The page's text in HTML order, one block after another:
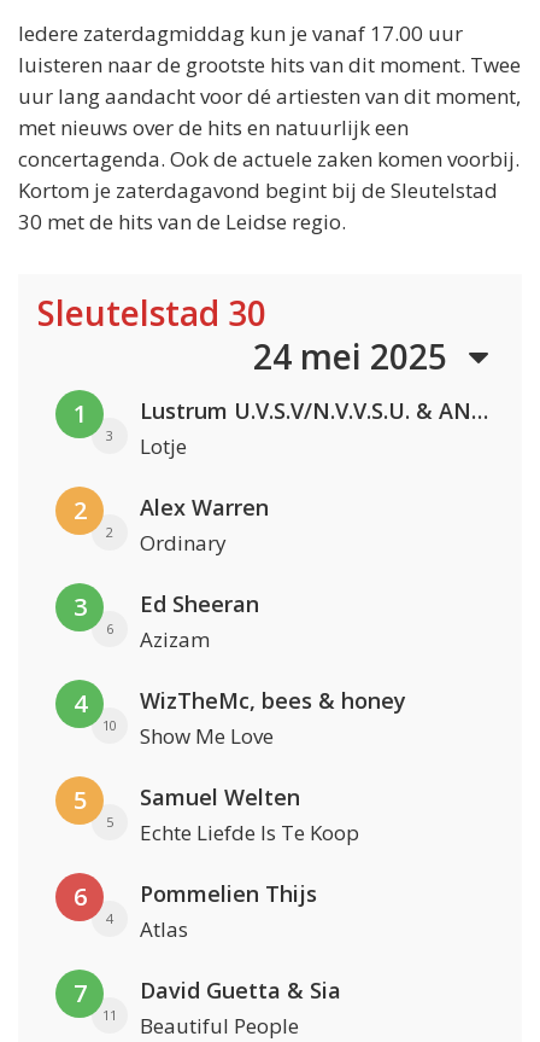
Iedere zaterdagmiddag kun je vanaf 17.00 uur
luisteren naar de grootste hits van dit moment. Twee
uur lang aandacht voor dé artiesten van dit moment,
met nieuws over de hits en natuurlijk een
concertagenda. Ook de actuele zaken komen voorbij.
Kortom je zaterdagavond begint bij de Sleutelstad
30 met de hits van de Leidse regio.
Sleutelstad 30
24 mei 2025
1
3
Lustrum U.V.S.V/N.V.V.S.U. & ANNO ONS & Jopke van Dobbenburgh & Roeland Beelen
Lotje
2
2
Alex Warren
Ordinary
3
6
Ed Sheeran
Azizam
4
10
WizTheMc, bees & honey
Show Me Love
5
5
Samuel Welten
Echte Liefde Is Te Koop
6
4
Pommelien Thijs
Atlas
7
11
David Guetta & Sia
Beautiful People